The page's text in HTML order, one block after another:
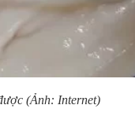
(Ảnh: Internet)